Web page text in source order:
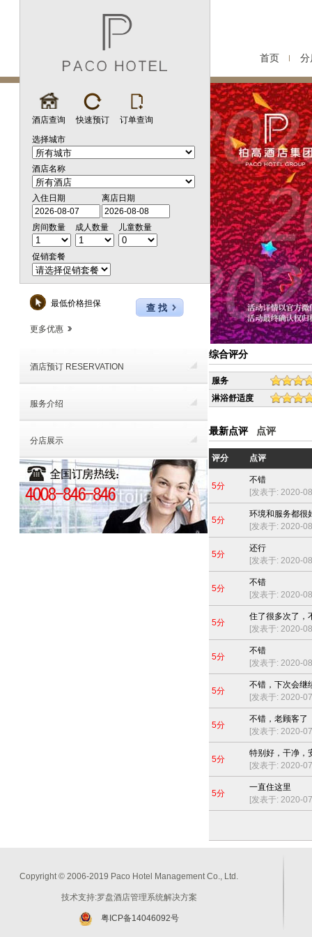
首页 分
酒店查询 快速预订
订单查询
选择城市
酒店名称
入住日期 离店日期
房间数量 成人数量 儿童数量
促销套餐
最低价格担保
更多优惠
酒店预订 RESERVATION
服务介绍
分店展示
综合评分
服务
淋浴舒适度
最新点评 点评
评分 点评
5分
不错
[发表于: 2020-
5分
环境和服务都很
[发表于: 2020-
5分
还行
[发表于: 2020-
5分
不错
[发表于: 2020-
5分
住了很多次了，
[发表于: 2020-
5分
不错
[发表于: 2020-
5分
不错，下次会继
[发表于: 2020-
5分
不错，老顾客了
[发表于: 2020-
5分
特别好，干净，
[发表于: 2020-
5分
一直住这里
[发表于: 2020-
Copyright © 2006-2019 Paco Hotel Management Co., Ltd.
技术支持:罗盘酒店管理系统解决方案
粤ICP备14046092号